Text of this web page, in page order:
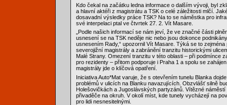
Kdo čekal na začátku ledna informace o dalším vývoji, byl
a hlavní aktéři z magistrátu a TSK o celé záležitosti mlčí.
dosavadní výsledky práce TSK? Na to se náměstka pro
své interpelaci ptal ve čtvrtek 27. 2. Vít Masare.
„Podle našich informací se nám jeví, že ve značné části
usnesení se na TSK neděje nic nebo jsou dokonce
usnesením Rady,“ upozornil Vít Masare. Týká se to
severojižní magistrály a zabránění tranzitu historickými
Malé Strany. Omezení tranzitu v této oblasti – při podmínce
pro rezidenty – přitom podporuje i Praha 1 a spolu se
magistrály jde o klíčová opatření.
Iniciativa Auto*Mat varuje, že s otevřením tunelu Blanka
problémů v ulicích na Blanku navazujících. Obzvlášť silně
Holešovičkách a Jugoslávských partyzánů. Vítězné
přivaděče na okruh. V okolí míst, kde tunely vycházejí na
pro lidi nesnesitelnými.